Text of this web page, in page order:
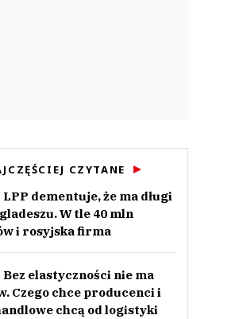
CZYTANE
LPP dementuje, że ma długi
W tle 40 mln
i rosyjska firma
Bez elastyczności nie ma
Czego chce producenci i
chcą od logistyki